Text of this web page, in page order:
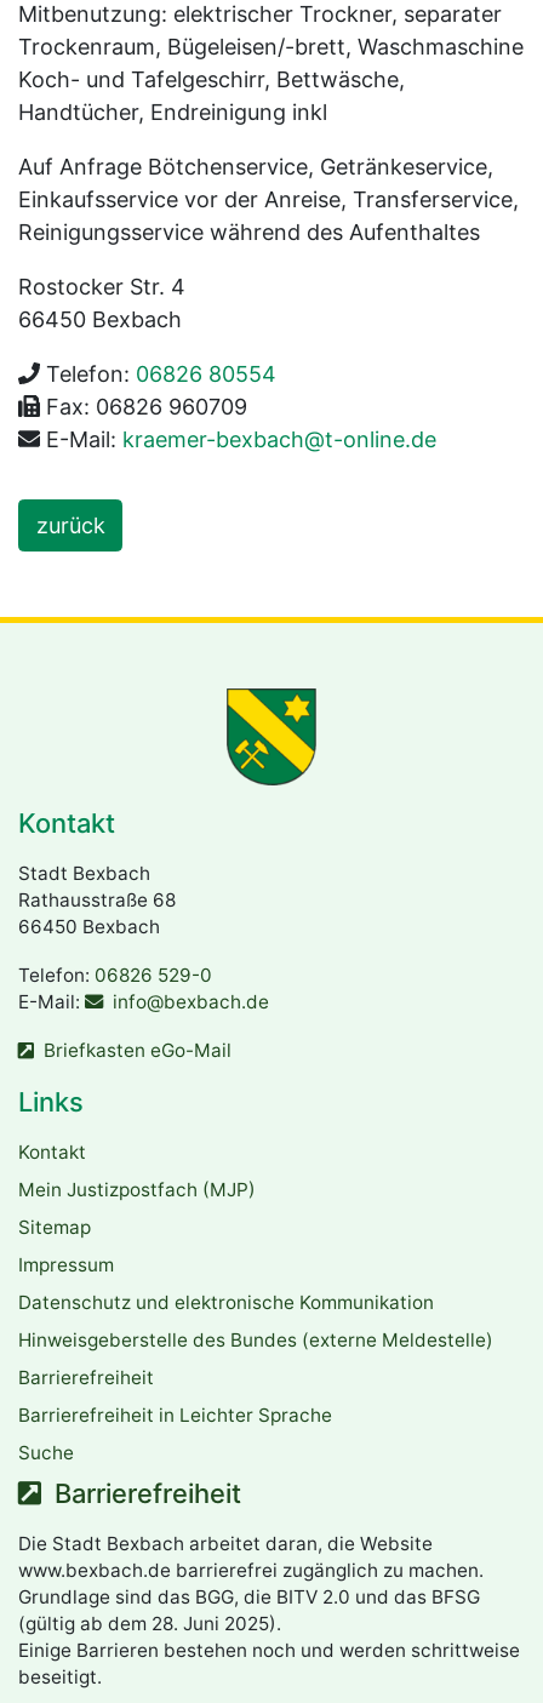
Mitbenutzung: elektrischer Trockner, separater
Trockenraum, Bügeleisen/-brett, Waschmaschine
Koch- und Tafelgeschirr, Bettwäsche,
Handtücher, Endreinigung inkl
Auf Anfrage Bötchenservice, Getränkeservice,
Einkaufsservice vor der Anreise, Transferservice,
Reinigungsservice während des Aufenthaltes
Rostocker Str. 4
66450 Bexbach
Telefon: 06826 80554
Fax: 06826 960709
E-Mail: kraemer-bexbach@t-online.de
zurück
Kontakt
Stadt Bexbach
Rathausstraße 68
66450 Bexbach
Telefon: 06826 529-0
E-Mail:
info@bexbach.de
Briefkasten eGo-Mail
Links
Kontakt
Mein Justizpostfach (MJP)
Sitemap
Impressum
Datenschutz und elektronische Kommunikation
Hinweisgeberstelle des Bundes (externe Meldestelle)
Barrierefreiheit
Barrierefreiheit in Leichter Sprache
Suche
Barrierefreiheit
Die Stadt Bexbach arbeitet daran, die Website
www.bexbach.de barrierefrei zugänglich zu machen.
Grundlage sind das BGG, die BITV 2.0 und das BFSG
(gültig ab dem 28. Juni 2025).
Einige Barrieren bestehen noch und werden schrittweise
beseitigt.